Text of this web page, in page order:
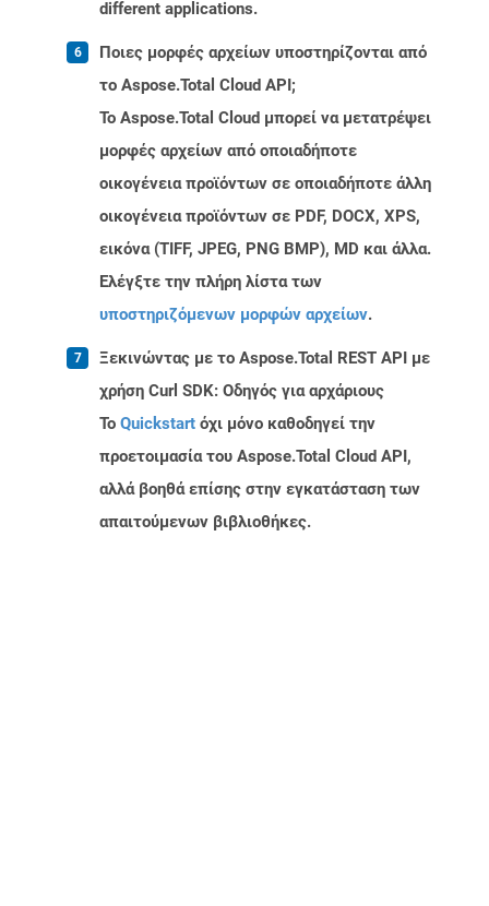
different applications.
Ποιες μορφές αρχείων υποστηρίζονται από
το Aspose.Total Cloud API;
Το Aspose.Total Cloud μπορεί να μετατρέψει
μορφές αρχείων από οποιαδήποτε
οικογένεια προϊόντων σε οποιαδήποτε άλλη
οικογένεια προϊόντων σε PDF, DOCX, XPS,
εικόνα (TIFF, JPEG, PNG BMP), MD και άλλα.
Ελέγξτε την πλήρη λίστα των
υποστηριζόμενων μορφών αρχείων.
Ξεκινώντας με το Aspose.Total REST API με
χρήση Curl SDK: Οδηγός για αρχάριους
Το Quickstart όχι μόνο καθοδηγεί την
προετοιμασία του Aspose.Total Cloud API,
αλλά βοηθά επίσης στην εγκατάσταση των
απαιτούμενων βιβλιοθήκες.